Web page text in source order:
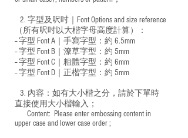
2. 字型及呎吋｜ Font Options and size reference
（所有呎吋以大楷字母高度計算）：
-- 字型 Font A｜手寫字型：約 6.5mm
-- 字型 Font B｜潦草字型： 約 5mm
-- 字型 Font C｜粗體字型：約 6mm
-- 字型 Font D｜正楷字型： 約 5mm
3. 內容：如有大小楷之分，請於下單時
直接使用大小楷輸入；
​ Content: Please enter embossing content in
upper case and lower case order ;